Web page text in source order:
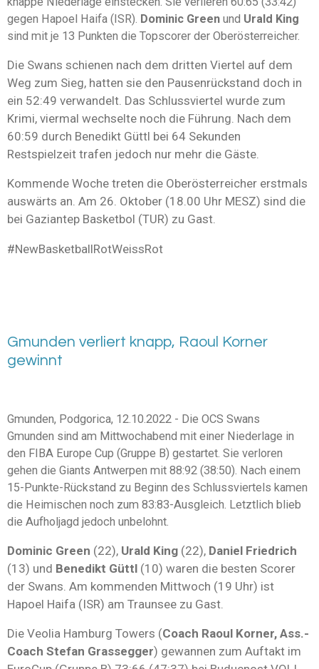
gegen Hapoel Haifa (ISR). Dominic Green und Urald King
sind mit je 13 Punkten die Topscorer der Oberösterreicher.
Die Swans schienen nach dem dritten Viertel auf dem
Weg zum Sieg, hatten sie den Pausenrückstand doch in
ein 52:49 verwandelt. Das Schlussviertel wurde zum
Krimi, viermal wechselte noch die Führung. Nach dem
60:59 durch Benedikt Güttl bei 64 Sekunden
Restspielzeit trafen jedoch nur mehr die Gäste.
Kommende Woche treten die Oberösterreicher erstmals
auswärts an. Am 26. Oktober (18.00 Uhr MESZ) sind die
bei Gaziantep Basketbol (TUR) zu Gast.
#NewBasketballRotWeissRot
Gmunden verliert knapp, Raoul Korner
gewinnt
Gmunden, Podgorica, 12.10.2022 - Die OCS Swans
Gmunden sind am Mittwochabend mit einer Niederlage in
den FIBA Europe Cup (Gruppe B) gestartet. Sie verloren
gehen die Giants Antwerpen mit 88:92 (38:50). Nach einem
15-Punkte-Rückstand zu Beginn des Schlussviertels kamen
die Heimischen noch zum 83:83-Ausgleich. Letztlich blieb
die Aufholjagd jedoch unbelohnt.
Dominic Green (22), Urald King (22), Daniel Friedrich
(13) und Benedikt Güttl (10) waren die besten Scorer
der Swans. Am kommenden Mittwoch (19 Uhr) ist
Hapoel Haifa (ISR) am Traunsee zu Gast.
Die Veolia Hamburg Towers (Coach Raoul Korner, Ass.-
Coach Stefan Grassegger) gewannen zum Auftakt im